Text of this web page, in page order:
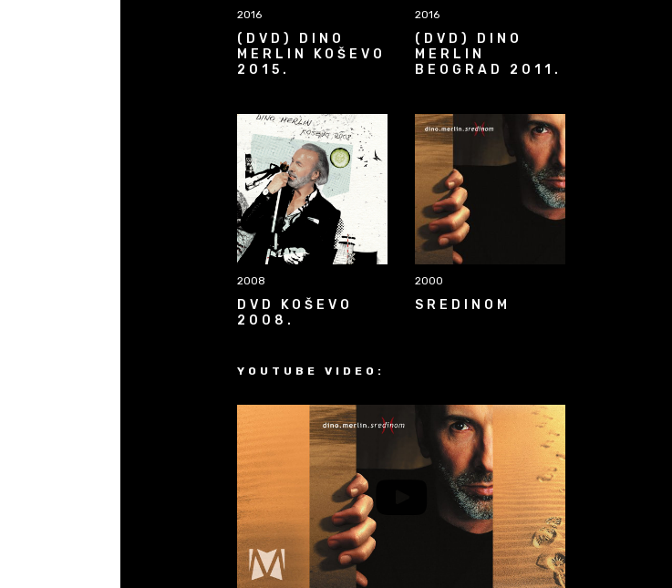
2016
(DVD) DINO
MERLIN KOŠEVO
2015.
2016
(DVD) DINO
MERLIN
BEOGRAD 2011.
2008
DVD KOŠEVO
2008.
2000
SREDINOM
YOUTUBE VIDEO: